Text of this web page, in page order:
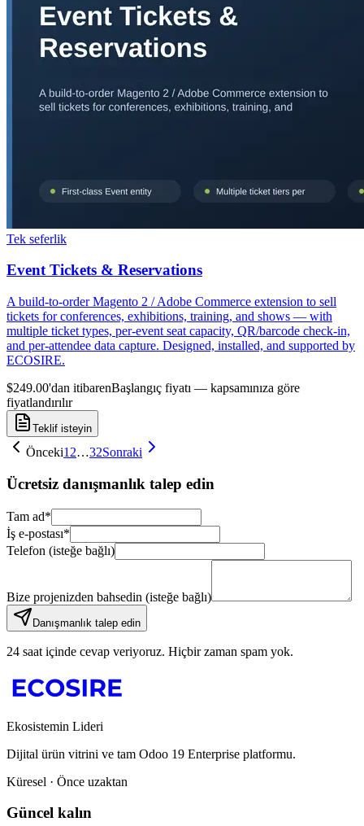
Tek seferlik
Event Tickets & Reservations
A build-to-order Magento 2 / Adobe Commerce extension to sell
tickets for conferences, exhibitions, training, and shows — with
multiple ticket types, per-event seat capacity, QR/barcode check-in,
and per-attendee data capture. Designed, installed, and supported by
ECOSIRE.
$249.00'dan itibarenBaşlangıç fiyatı — kapsamınıza göre
fiyatlandırılır
Teklif isteyin
Önceki1 2…32Sonraki
Ücretsiz danışmanlık talep edin
Tam ad*
İş e-postası*
Telefon (isteğe bağlı)
Bize projenizden bahsedin (isteğe bağlı)
Danışmanlık talep edin
24 saat içinde cevap veriyoruz. Hiçbir zaman spam yok.
Ekosistemin Lideri
Dijital ürün vitrini ve tam Odoo 19 Enterprise platformu.
Küresel · Önce uzaktan
Güncel kalın